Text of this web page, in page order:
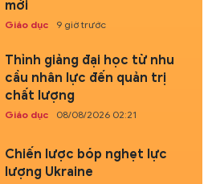
mới
Giáo dục 9 giờ trước
Thỉnh giảng đại học từ nhu
cầu nhân lực đến quản trị
chất lượng
Giáo dục 08/08/2026 02:21
Chiến lược bóp nghẹt lực
lượng Ukraine